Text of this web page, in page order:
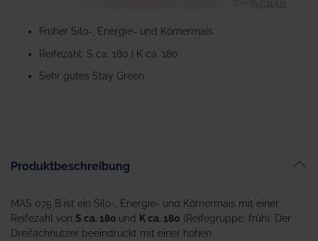
Anfang
Bildgalerie
springen
Früher Silo-, Energie- und Körnermais
Reifezahl: S ca. 180 | K ca. 180
Sehr gutes Stay Green
Produktbeschreibung
MAS 075 B ist ein Silo-, Energie- und Körnermais mit einer
Reifezahl von S ca. 180 und K ca. 180 (Reifegruppe: früh). Der
Dreifachnutzer beeindruckt mit einer hohen